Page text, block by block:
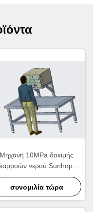
Μηχανή 10MPa δοκιμής
νερού Sunhope
θερμοκρασίας δωματίου
συνομιλία τώρα